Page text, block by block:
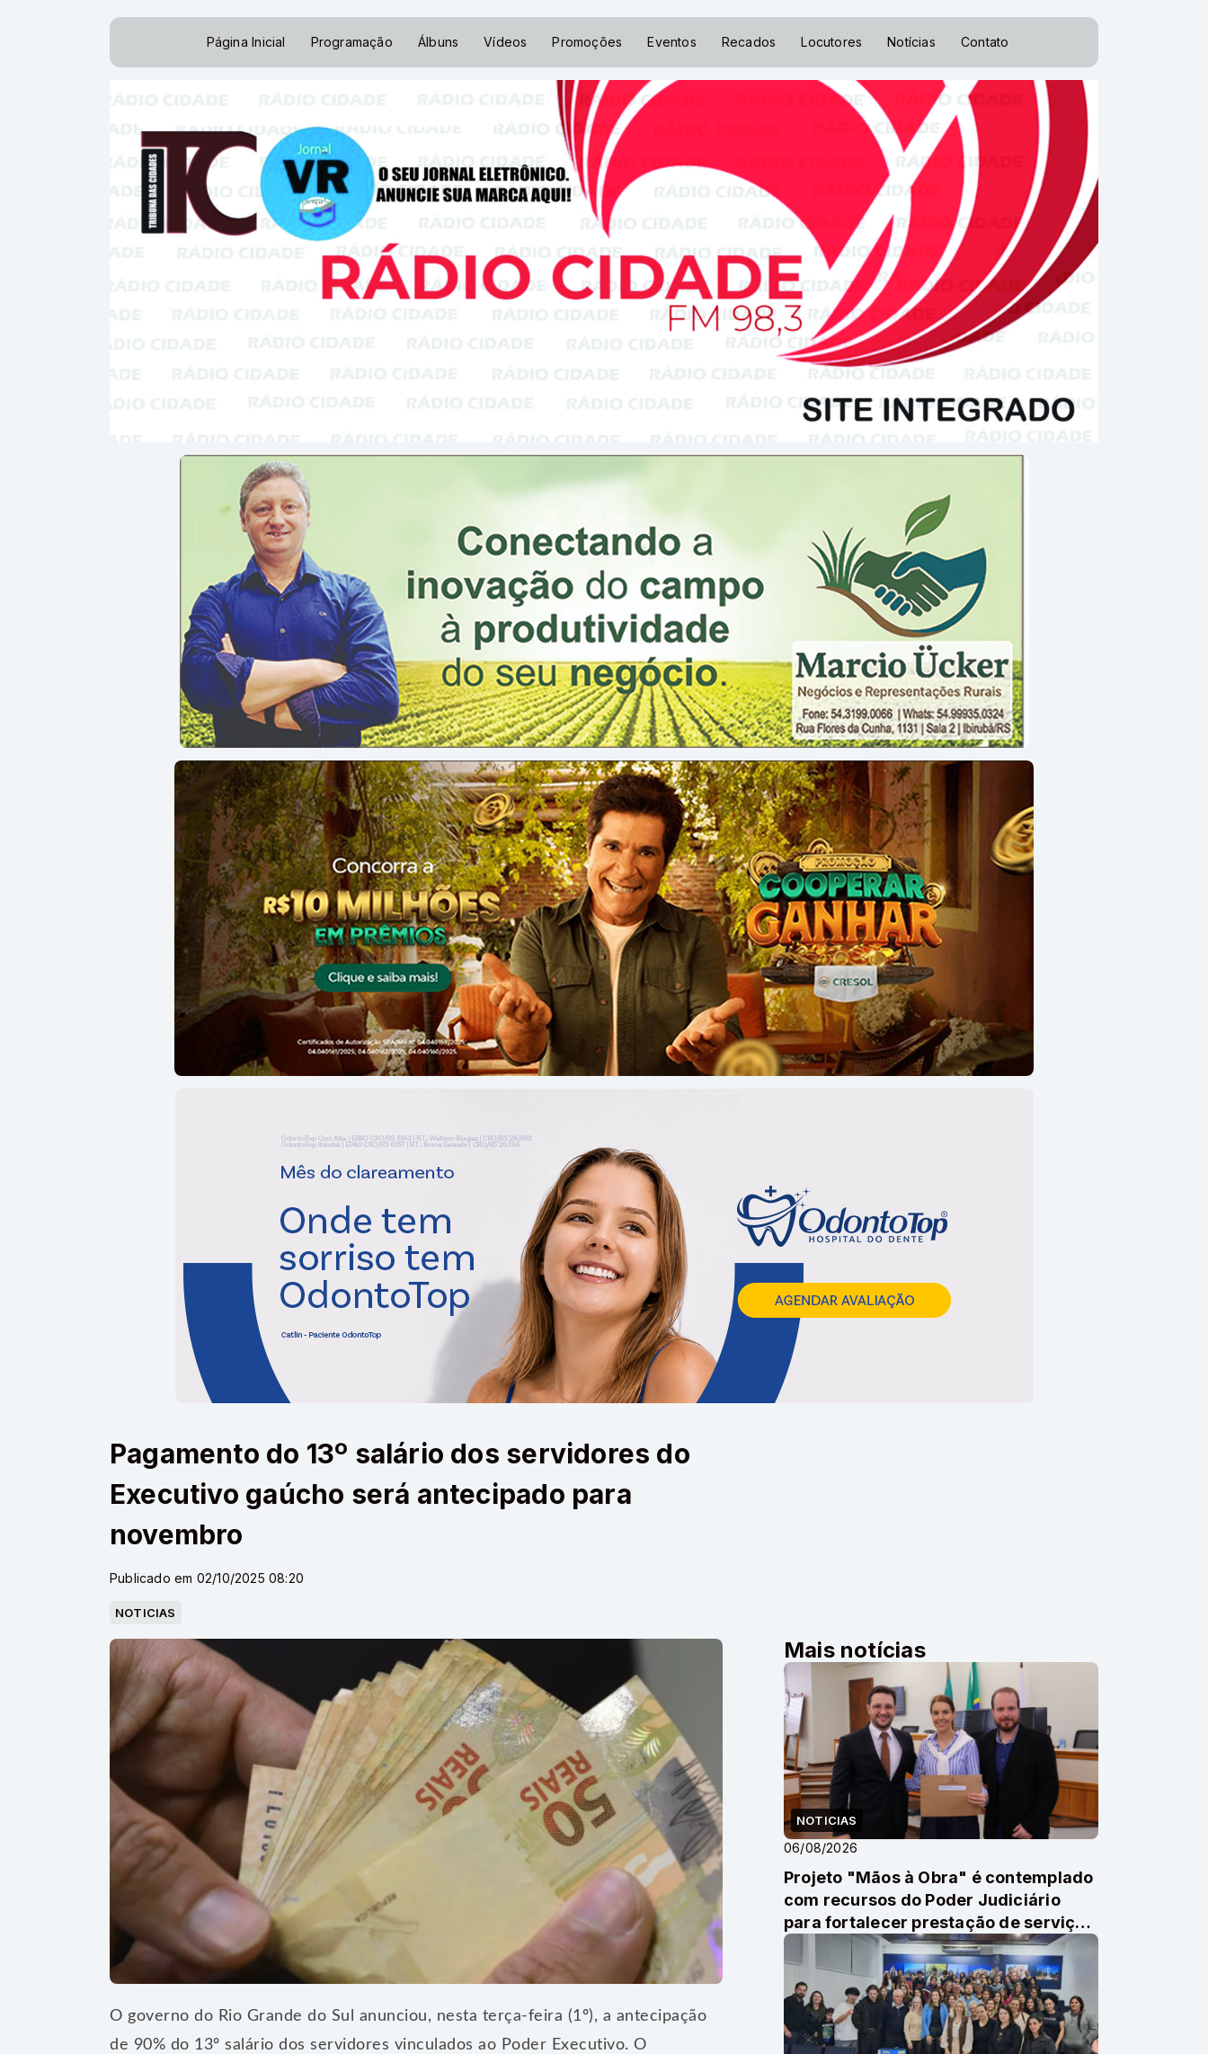
Página Inicial Programação Álbuns Vídeos Promoções Eventos Recados Locutores Notícias Contato
Pagamento do 13º salário dos servidores do
Executivo gaúcho será antecipado para
novembro
Publicado em 02/10/2025 08:20
NOTICIAS
O governo do Rio Grande do Sul anunciou, nesta terça-feira (1º), a antecipação
de 90% do 13º salário dos servidores vinculados ao Poder Executivo. O
Mais notícias
NOTICIAS
06/08/2026
Projeto "Mãos à Obra" é contemplado
com recursos do Poder Judiciário
para fortalecer prestação de serviço
comunitário